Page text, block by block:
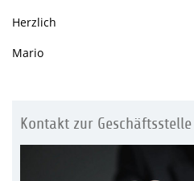
Herzlich
Mario
Kontakt zur Geschäftsstelle